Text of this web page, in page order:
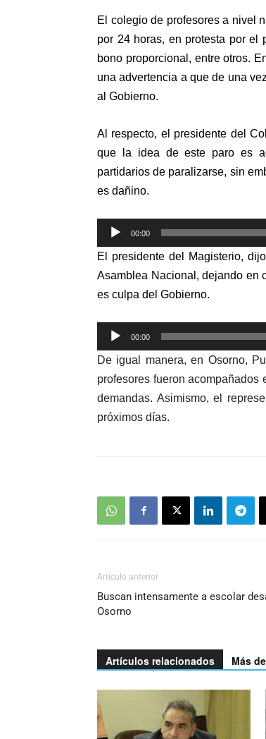
El colegio de profesores a nivel
por 24 horas, en protesta por el
bono proporcional, entre otros.
una advertencia a que de una
al Gobierno.
Al respecto, el presidente del
que la idea de este paro es
partidarios de paralizarse, sin
es dañino.
Reproductor
de
audio
00:00
El presidente del Magisterio,
Asamblea Nacional, dejando en
es culpa del Gobierno.
Reproductor
de
audio
00:00
De igual manera, en Osorno,
profesores fueron
demandas. Asimismo, el
próximos días.
Artículo anterior
Buscan intensamente a escolar
Osorno
Artículos relacionados Más